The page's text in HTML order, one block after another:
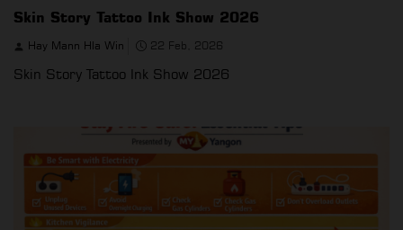
Skin Story Tattoo Ink Show 2026
Hay Mann Hla Win 22 Feb, 2026
Skin Story Tattoo Ink Show 2026